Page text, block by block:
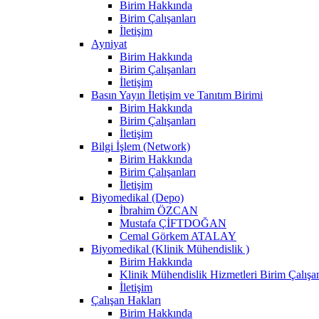
Birim Hakkında
Birim Çalışanları
İletişim
Ayniyat
Birim Hakkında
Birim Çalışanları
İletişim
Basın Yayın İletişim ve Tanıtım Birimi
Birim Hakkında
Birim Çalışanları
İletişim
Bilgi İşlem (Network)
Birim Hakkında
Birim Çalışanları
İletişim
Biyomedikal (Depo)
İbrahim ÖZCAN
Mustafa ÇİFTDOĞAN
Cemal Görkem ATALAY
Biyomedikal (Klinik Mühendislik )
Birim Hakkında
Klinik Mühendislik Hizmetleri Birim
İletişim
Çalışan Hakları
Birim Hakkında